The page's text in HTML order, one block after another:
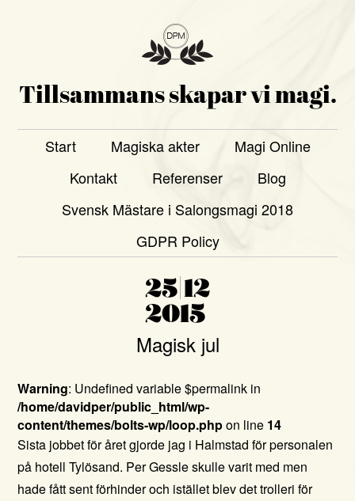
Tillsammans skapar vi magi.
Start Magiska akter
Magi Online
Kontakt
Referenser
Blog
Svensk Mästare i Salongsmagi 2018
GDPR Policy
25|12
2015
Magisk jul
Warning: Undefined variable $permalink in
/home/davidper/public_html/wp-
content/themes/bolts-wp/loop.phpon line 14
Sista jobbet för året gjorde jag i Halmstad för personalen
på hotell Tylösand. Per Gessle skulle varit med men
hade fått sent förhinder och istället blev det trolleri för